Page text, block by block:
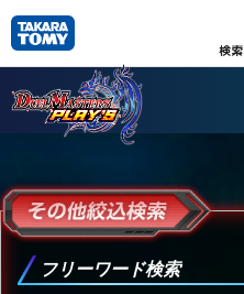
検索
フリーワード検索